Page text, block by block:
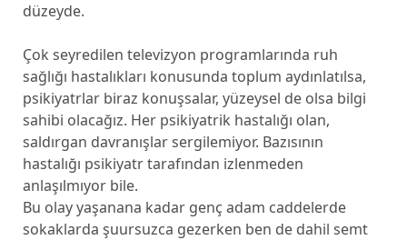
düzeyde.
Çok seyredilen televizyon programlarında ruh
sağlığı hastalıkları konusunda toplum aydınlatılsa,
psikiyatrlar biraz konuşsalar, yüzeysel de olsa bilgi
sahibi olacağız. Her psikiyatrik hastalığı olan,
saldırgan davranışlar sergilemiyor. Bazısının
hastalığı psikiyatr tarafından izlenmeden
anlaşılmıyor bile.
Bu olay yaşanana kadar genç adam caddelerde
sokaklarda şuursuzca gezerken ben de dahil semt